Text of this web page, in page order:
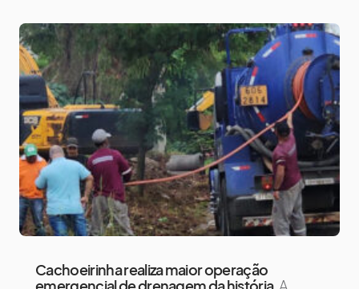
Cachoeirinha realiza maior operação